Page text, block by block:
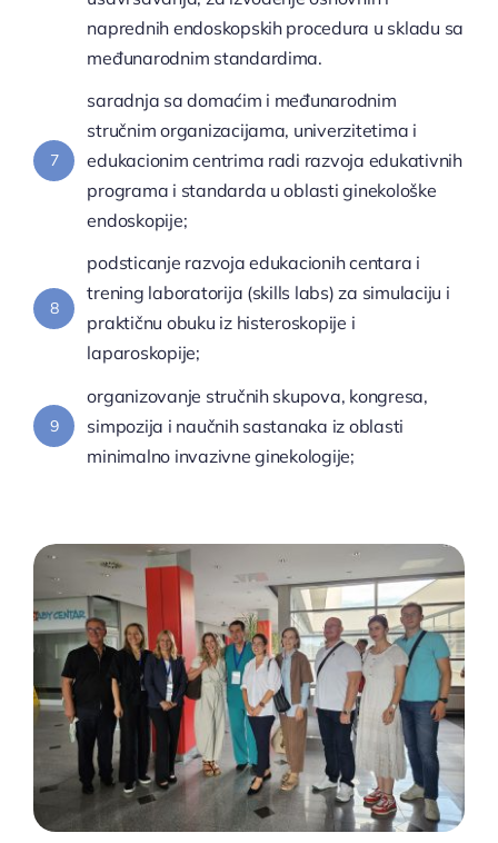
naprednih endoskopskih procedura u skladu sa
međunarodnim standardima.
7
saradnja sa domaćim i međunarodnim
stručnim organizacijama, univerzitetima i
edukacionim centrima radi razvoja edukativnih
programa i standarda u oblasti ginekološke
endoskopije;
8
podsticanje razvoja edukacionih centara i
trening laboratorija (skills labs) za simulaciju i
praktičnu obuku iz histeroskopije i
laparoskopije;
9
organizovanje stručnih skupova, kongresa,
simpozija i naučnih sastanaka iz oblasti
minimalno invazivne ginekologije;